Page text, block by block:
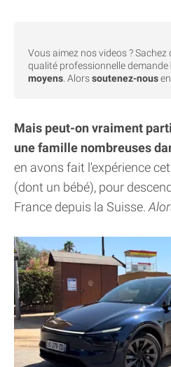
Vous aimez nos videos ? Sachez
qualité professionnelle demande
moyens . Alorssoutenez-nous
Mais peut-on vraiment
une famille nombreuses
en avons fait l'expérience
(dont un bébé), pour
France depuis la Suisse.